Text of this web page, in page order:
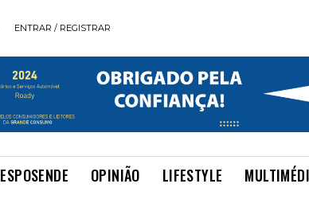
ENTRAR / REGISTRAR
ESPOSENDE OPINIÃO LIFESTYLE